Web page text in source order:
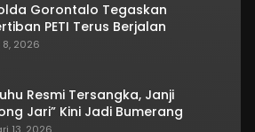
Gorontalo Tegaskan
PETI Terus Berjalan
2026
Resmi Tersangka, Janji
Jari” Kini Jadi Bumerang